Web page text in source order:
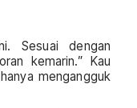
Sesuai dengan
kemarin.” Kau
mengangguk